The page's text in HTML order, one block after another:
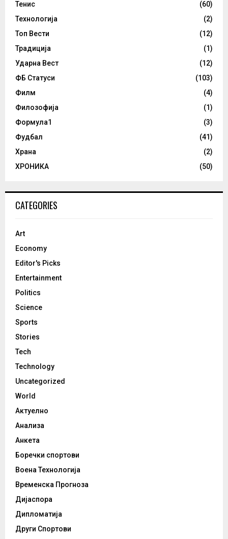
Тенис
(60)
Технологија
(2)
Топ Вести
(12)
Традиција
(1)
Ударна Вест
(12)
ФБ Статуси
(103)
Филм
(4)
Филозофија
(1)
Формула1
(3)
Фудбал
(41)
Храна
(2)
ХРОНИКА
(50)
CATEGORIES
Art
Economy
Editor's Picks
Entertainment
Politics
Science
Sports
Stories
Tech
Technology
Uncategorized
World
Актуелно
Анализа
Анкета
Боречки спортови
Воена Технологија
Временска Прогноза
Дијаспора
Дипломатија
Други Спортови